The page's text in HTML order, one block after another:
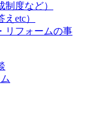
度など）
etc）
リフォームの事